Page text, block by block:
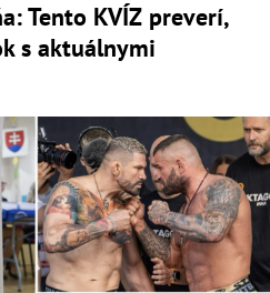
Tento KVÍZ preverí,
s aktuálnymi